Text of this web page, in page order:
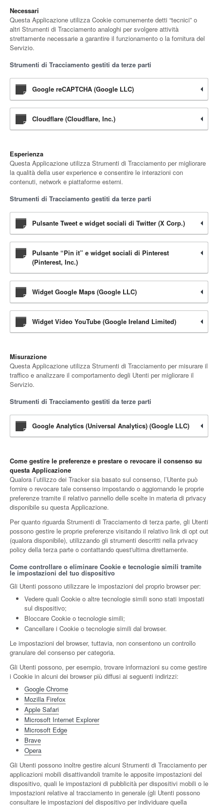
Necessari
Questa Applicazione utilizza Cookie comunemente detti “tecnici” o
altri Strumenti di Tracciamento analoghi per svolgere attività
strettamente necessarie a garantire il funzionamento o la fornitura del
Servizio.
Strumenti di Tracciamento gestiti da terze parti
Google reCAPTCHA (Google LLC)
Cloudflare (Cloudflare, Inc.)
Esperienza
Questa Applicazione utilizza Strumenti di Tracciamento per migliorare
la qualità della user experience e consentire le interazioni con
contenuti, network e piattaforme esterni.
Strumenti di Tracciamento gestiti da terze parti
Pulsante Tweet e widget sociali di Twitter (X Corp.)
Pulsante “Pin it” e widget sociali di Pinterest
(Pinterest, Inc.)
Widget Google Maps (Google LLC)
Widget Video YouTube (Google Ireland Limited)
Misurazione
Questa Applicazione utilizza Strumenti di Tracciamento per misurare il
traffico e analizzare il comportamento degli Utenti per migliorare il
Servizio.
Strumenti di Tracciamento gestiti da terze parti
Google Analytics (Universal Analytics) (Google LLC)
Come gestire le preferenze e prestare o revocare il consenso su
questa Applicazione
Qualora l’utilizzo dei Tracker sia basato sul consenso, l’Utente può
fornire o revocare tale consenso impostando o aggiornando le proprie
preferenze tramite il relativo pannello delle scelte in materia di privacy
disponibile su questa Applicazione.
Per quanto riguarda Strumenti di Tracciamento di terza parte, gli Utenti
possono gestire le proprie preferenze visitando il relativo link di opt out
(qualora disponibile), utilizzando gli strumenti descritti nella privacy
policy della terza parte o contattando quest'ultima direttamente.
Come controllare o eliminare Cookie e tecnologie simili tramite
le impostazioni del tuo dispositivo
Gli Utenti possono utilizzare le impostazioni del proprio browser per:
Vedere quali Cookie o altre tecnologie simili sono stati impostati
sul dispositivo;
Bloccare Cookie o tecnologie simili;
Cancellare i Cookie o tecnologie simili dal browser.
Le impostazioni del browser, tuttavia, non consentono un controllo
granulare del consenso per categoria.
Gli Utenti possono, per esempio, trovare informazioni su come gestire
i Cookie in alcuni dei browser più diffusi ai seguenti indirizzi:
Google Chrome
Mozilla Firefox
Apple Safari
Microsoft Internet Explorer
Microsoft Edge
Brave
Opera
Gli Utenti possono inoltre gestire alcuni Strumenti di Tracciamento per
applicazioni mobili disattivandoli tramite le apposite impostazioni del
dispositivo, quali le impostazioni di pubblicità per dispositivi mobili o le
impostazioni relative al tracciamento in generale (gli Utenti possono
consultare le impostazioni del dispositivo per individuare quella